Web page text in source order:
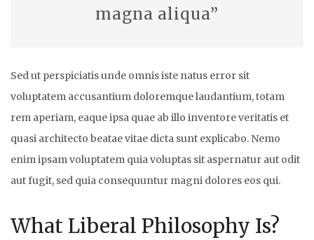
magna aliqua”
Sed ut perspiciatis unde omnis iste natus error sit
voluptatem accusantium doloremque laudantium, totam
rem aperiam, eaque ipsa quae ab illo inventore veritatis et
quasi architecto beatae vitae dicta sunt explicabo. Nemo
enim ipsam voluptatem quia voluptas sit aspernatur aut odit
aut fugit, sed quia consequuntur magni dolores eos qui.
What Liberal Philosophy Is?